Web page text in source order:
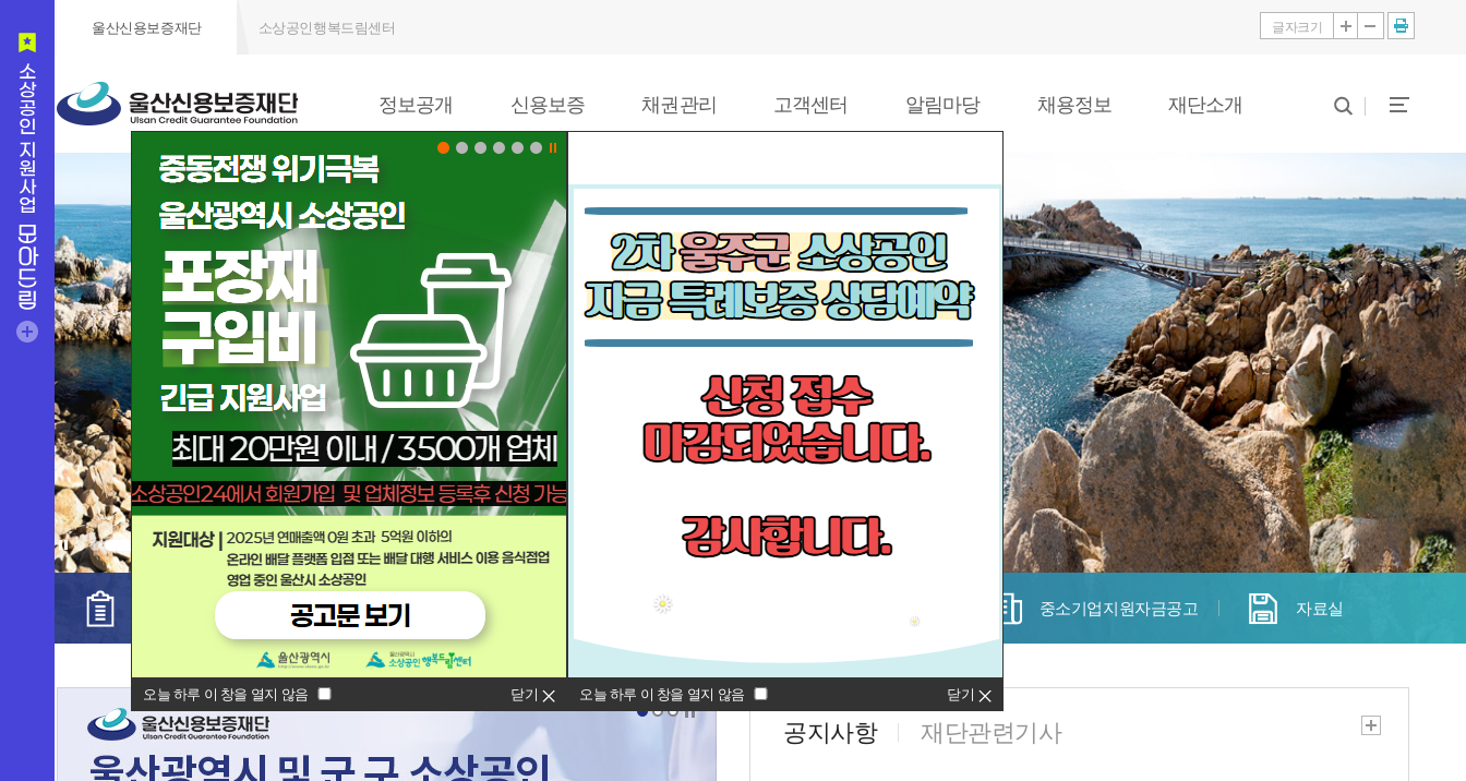
오늘 하루 이 창을 열지 않음 닫기 오늘 하루 이 창을 열지 않음 닫기
울산신용보증재단 소상공인행복드림센터 글자크기
정보공개 신용보증 채권관리 고객센터 알림마당 채용정보 재단소개
보증이용절차 보증상담 신청서류 보증대출 금리알림 중소기업지원자금공고 자료실
공지사항 재단관련기사